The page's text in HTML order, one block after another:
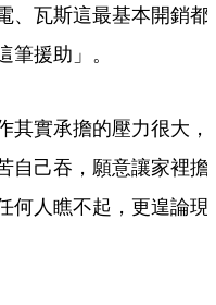
、瓦斯這最基本開銷都
援助」。
其實承擔的壓力很大，
自己吞，願意讓家裡擔
何人瞧不起，更遑論現